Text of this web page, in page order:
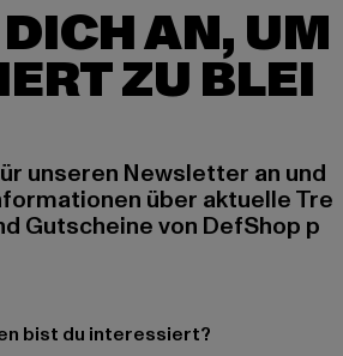
AN, UM
ZU BLEI
unseren Newsletter an und
über aktuelle Tre
Gutscheine von DefShop p
bist du interessiert?